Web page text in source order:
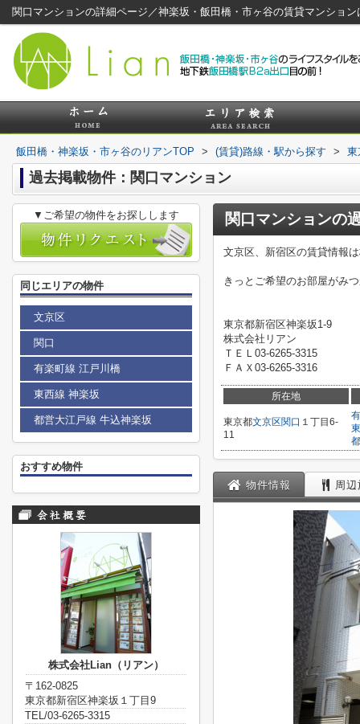
関口マンションの詳細ページ／神楽坂・飯田橋・市ヶ谷の賃貸マンション
飯田橋・神楽坂・市ヶ谷のリアンTOP > (賃貸)路線・駅から探す > 東
過去掲載物件：関口マンション
関口マンションの
文京区、新宿区の賃貸情報
きっとご希望のお部屋がみ
東京都新宿区神楽坂1-9
株式会社リアン
ＴＥＬ03-6265-3315
ＦＡＸ03-6265-3316
所在地
東京都文京区関口 １丁目6-
11
物件情報 周
▼ご希望の物件をお探しします
同じエリアの物件
文京区
関口
有楽町線 江戸川橋
東西線 神楽坂
都営大江戸線 牛込神楽坂
おすすめ物件
株式会社Lian（リアン）
〒162-0825
東京都新宿区神楽坂１丁目9
TEL/03-6265-3315